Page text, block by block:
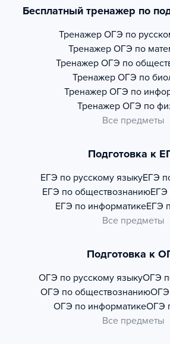
Бесплатный тренажер по
Тренажер ОГЭ по
Тренажер ОГЭ по
Тренажер ОГЭ по
Тренажер ОГЭ по
Тренажер ОГЭ по
Тренажер ОГЭ по
Все предметы
Подготовка к
ЕГЭ по русскому языкуЕГЭ
ЕГЭ по обществознаниюЕГЭ
ЕГЭ по информатикеЕГЭ
Все предметы
Подготовка к
ОГЭ по русскому языкуОГЭ
ОГЭ по обществознаниюОГЭ
ОГЭ по информатикеОГЭ
Все предметы